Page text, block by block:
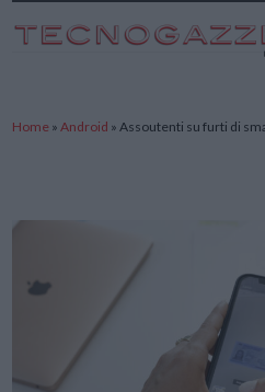
Home »Android »Assoutenti su furti di